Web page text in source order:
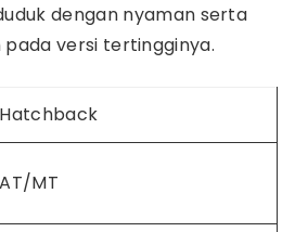
dengan nyaman serta
versi tertingginya.
Hatchback
AT/MT